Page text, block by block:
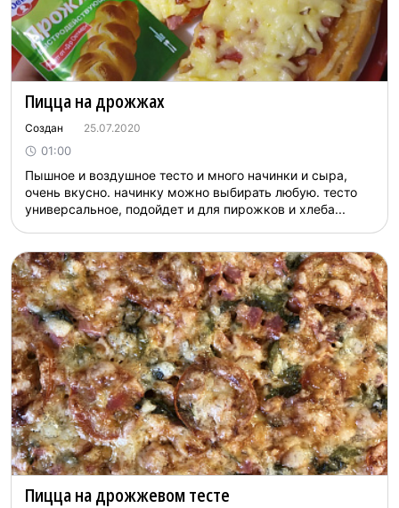
Пицца на дрожжах
Создан 25.07.2020
01:00
Пышное и воздушное тесто и много начинки и сыра,
очень вкусно. начинку можно выбирать любую. тесто
универсальное, подойдет и для пирожков и хлеба...
Пицца на дрожжевом тесте